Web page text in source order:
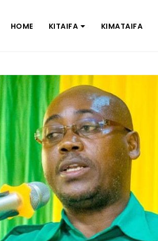
HOME KITAIFA KIMATAIFA